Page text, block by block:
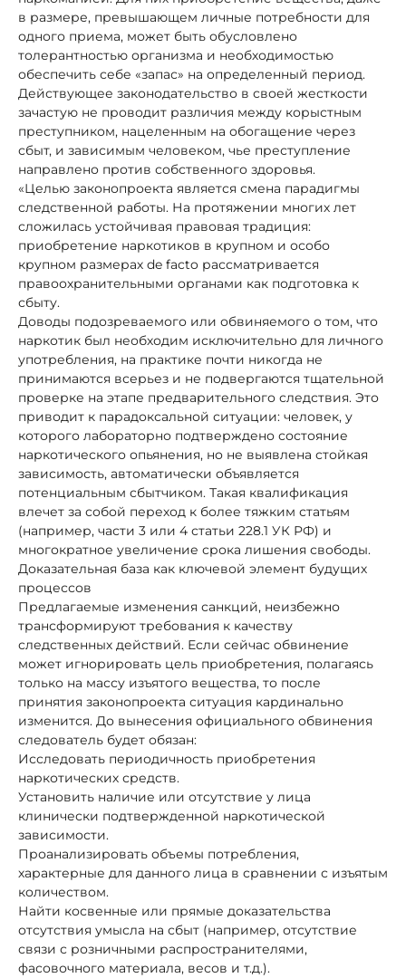
в размере, превышающем личные потребности для
одного приема, может быть обусловлено
толерантностью организма и необходимостью
обеспечить себе «запас» на определенный период.
Действующее законодательство в своей жесткости
зачастую не проводит различия между корыстным
преступником, нацеленным на обогащение через
сбыт, и зависимым человеком, чье преступление
направлено против собственного здоровья.
«Целью законопроекта является смена парадигмы
следственной работы. На протяжении многих лет
сложилась устойчивая правовая традиция:
приобретение наркотиков в крупном и особо
крупном размерах de facto рассматривается
правоохранительными органами как подготовка к
сбыту.
Доводы подозреваемого или обвиняемого о том, что
наркотик был необходим исключительно для личного
употребления, на практике почти никогда не
принимаются всерьез и не подвергаются тщательной
проверке на этапе предварительного следствия. Это
приводит к парадоксальной ситуации: человек, у
которого лабораторно подтверждено состояние
наркотического опьянения, но не выявлена стойкая
зависимость, автоматически объявляется
потенциальным сбытчиком. Такая квалификация
влечет за собой переход к более тяжким статьям
(например, части 3 или 4 статьи 228.1 УК РФ) и
многократное увеличение срока лишения свободы.
Доказательная база как ключевой элемент будущих
процессов
Предлагаемые изменения санкций, неизбежно
трансформируют требования к качеству
следственных действий. Если сейчас обвинение
может игнорировать цель приобретения, полагаясь
только на массу изъятого вещества, то после
принятия законопроекта ситуация кардинально
изменится. До вынесения официального обвинения
следователь будет обязан:
Исследовать периодичность приобретения
наркотических средств.
Установить наличие или отсутствие у лица
клинически подтвержденной наркотической
зависимости.
Проанализировать объемы потребления,
характерные для данного лица в сравнении с изъятым
количеством.
Найти косвенные или прямые доказательства
отсутствия умысла на сбыт (например, отсутствие
связи с розничными распространителями,
фасовочного материала, весов и т.д.).